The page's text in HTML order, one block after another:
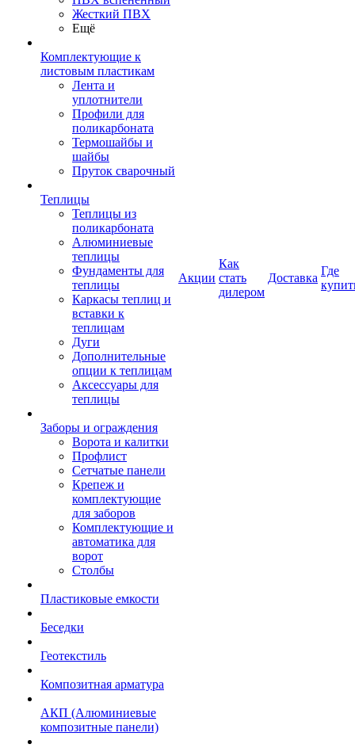
Жесткий ПВХ
Ещё
Комплектующие к
листовым пластикам
Лента и
уплотнители
Профили для
поликарбоната
Термошайбы и
шайбы
Пруток сварочный
Теплицы
Теплицы из
поликарбоната
Алюминиевые
теплицы
Фундаменты для
теплицы
Каркасы теплиц и
вставки к
теплицам
Дуги
Дополнительные
опции к теплицам
Аксессуары для
теплицы
Заборы и ограждения
Ворота и калитки
Профлист
Сетчатые панели
Крепеж и
комплектующие
для заборов
Комплектующие и
автоматика для
ворот
Столбы
Пластиковые емкости
Беседки
Геотекстиль
Композитная арматура
АКП (Алюминиевые
композитные панели)
Акции
Как
стать
дилером
Доставка
Где